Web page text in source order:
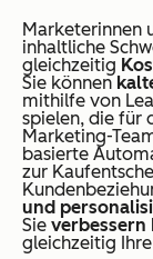
Marketerinnen
inhaltliche
gleichzeitig
Sie können
mithilfe von
spielen, die für
Marketing-
basierte
zur
und
Sie verbessern
gleichzeitig